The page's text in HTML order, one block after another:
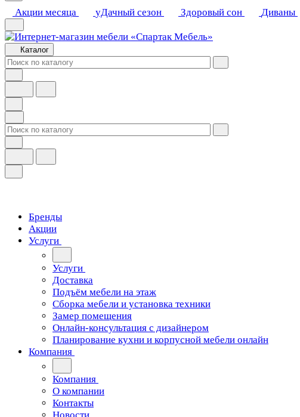
Акции месяца уДачный сезон Здоровый сон Диваны
Каталог
Бренды
Акции
Услуги
Услуги
Доставка
Подъём мебели на этаж
Сборка мебели и установка техники
Замер помещения
Онлайн-консультация с дизайнером
Планирование кухни и корпусной мебели онлайн
Компания
Компания
О компании
Контакты